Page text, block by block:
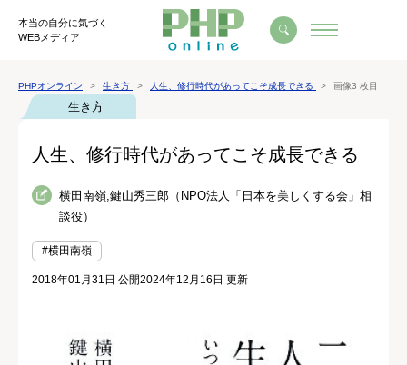
本当の自分に気づく
WEBメディア
PHPオンライン 生き方 人生、修行時代があってこそ成長できる 画像3 枚目
生き方
人生、修行時代があってこそ成長できる
横田南嶺,鍵山秀三郎（NPO法人「日本を美しくする会」相
談役）
#横田南嶺
2018年01月31日 公開2024年12月16日 更新